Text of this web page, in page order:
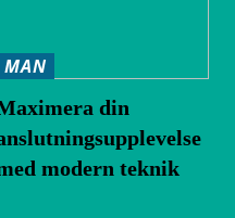
MAN
din
modern teknik